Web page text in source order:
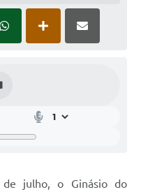
julho, o Ginásio do